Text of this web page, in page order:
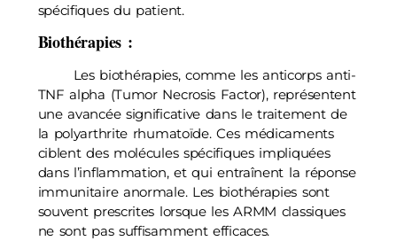
spécifiques du patient.
Biothérapies :
Les biothérapies, comme les anticorps anti-
TNF alpha (Tumor Necrosis Factor), représentent
une avancée significative dans le traitement de
la polyarthrite rhumatoïde. Ces médicaments
ciblent des molécules spécifiques impliquées
dans l’inflammation, et qui entraînent la réponse
immunitaire anormale. Les biothérapies sont
souvent prescrites lorsque les ARMM classiques
ne sont pas suffisamment efficaces.